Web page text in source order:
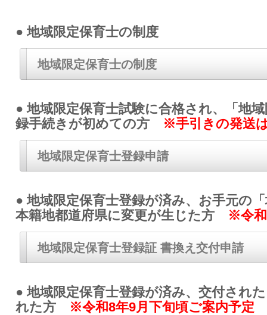
● 地域限定保育士の制度
地域限定保育士の制度
● 地域限定保育士試験に合格され、「地
録手続きが初めての方
※手引きの発送
地域限定保育士登録申請
● 地域限定保育士登録が済み、お手元の
本籍地都道府県に変更が生じた方
※令和
地域限定保育士登録証 書換え交付申請
● 地域限定保育士登録が済み、交付され
れた方
※令和8年9月下旬頃ご案内予定